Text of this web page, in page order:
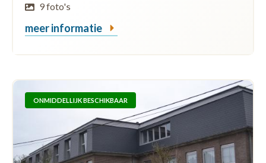
9 foto's
meer informatie
ONMIDDELLIJK BESCHIKBAAR